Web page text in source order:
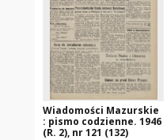
Wiadomości Mazurskie
: pismo codzienne. 1946
(R. 2), nr 121 (132)